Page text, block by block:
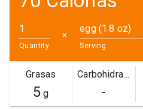
Quantity
✕
egg (1.8 oz)
Serving
Grasas
5 g
Carbohidratos
-